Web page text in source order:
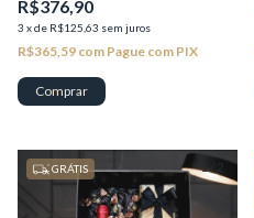
R$376,90
3 xde R$125,63 sem juros
R$365,59 com Pague com PIX
1/ 2
GRÁTIS